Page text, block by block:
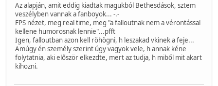
Az alapján, amit eddig kiadtak magukból Bethesdások, sztem
veszélyben vannak a fanboyok... -.-
FPS nézet, meg real time, meg "a falloutnak nem a vérontással
kellene humorosnak lennie"...pfft
Igen, falloutban azon kell röhögni, h leszakad vkinek a feje...
Amúgy én személy szerint úgy vagyok vele, h annak kéne
folytatnia, aki először elkezdte, mert az tudja, h miből mit akart
kihozni.